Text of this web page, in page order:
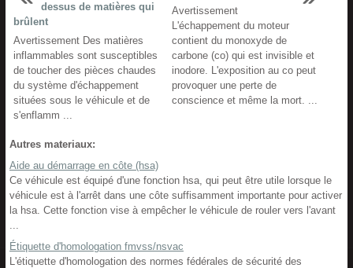
dessus de matières qui
brûlent
Avertissement Des matières
inflammables sont susceptibles
de toucher des pièces chaudes
du système d'échappement
situées sous le véhicule et de
s'enflamm ...
Avertissement
L'échappement du moteur
contient du monoxyde de
carbone (co) qui est invisible et
inodore. L'exposition au co peut
provoquer une perte de
conscience et même la mort. ...
Autres materiaux:
Aide au démarrage en côte (hsa)
Ce véhicule est équipé d'une fonction hsa, qui peut être utile lorsque le
véhicule est à l'arrêt dans une côte suffisamment importante pour activer
la hsa. Cette fonction vise à empêcher le véhicule de rouler vers l'avant
...
Étiquette d'homologation fmvss/nsvac
L'étiquette d'homologation des normes fédérales de sécurité des